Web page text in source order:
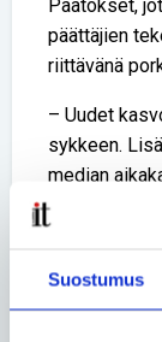
Suostumus
Päätökset,
päättäjien
riittävänä
– Uudet
sykkeen.
median
myös nuoria.
Anni